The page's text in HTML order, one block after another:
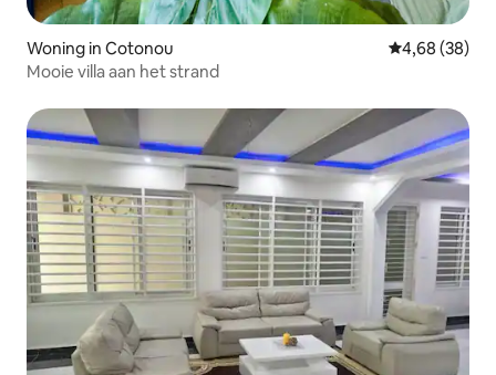
Woning in Cotonou Gemiddelde
4,68 (38)
Mooie villa aan het strand